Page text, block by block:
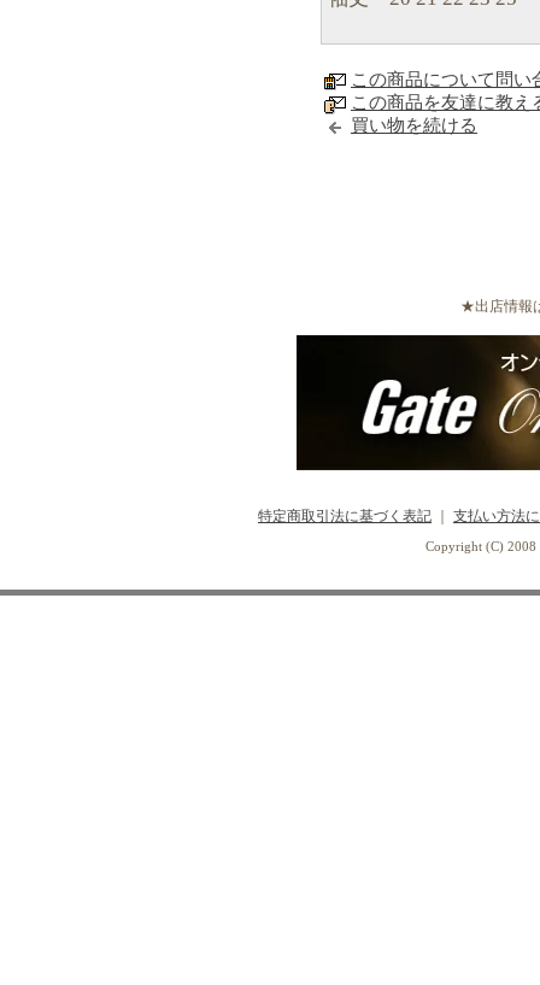
この商品について問い
この商品を友達に教え
買い物を続ける
★出店情報
特定商取引法に基づく表記 支払い方法
Copyright (C) 2008